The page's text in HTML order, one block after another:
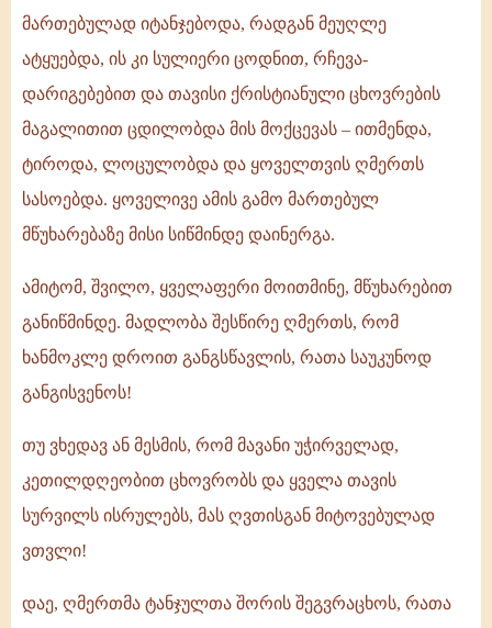
მართებულად იტანჯებოდა, რადგან მეუღლე
ატყუებდა, ის კი სულიერი ცოდნით, რჩევა-
დარიგებებით და თავისი ქრისტიანული ცხოვრების
მაგალითით ცდილობდა მის მოქცევას – ითმენდა,
ტიროდა, ლოცულობდა და ყოველთვის ღმერთს
სასოებდა. ყოველივე ამის გამო მართებულ
მწუხარებაზე მისი სიწმინდე დაინერგა.
ამიტომ, შვილო, ყველაფერი მოითმინე, მწუხარებით
განიწმინდე. მადლობა შესწირე ღმერთს, რომ
ხანმოკლე დროით განგსწავლის, რათა საუკუნოდ
განგისვენოს!
თუ ვხედავ ან მესმის, რომ მავანი უჭირველად,
კეთილდღეობით ცხოვრობს და ყველა თავის
სურვილს ისრულებს, მას ღვთისგან მიტოვებულად
ვთვლი!
დაე, ღმერთმა ტანჯულთა შორის შეგვრაცხოს, რათა